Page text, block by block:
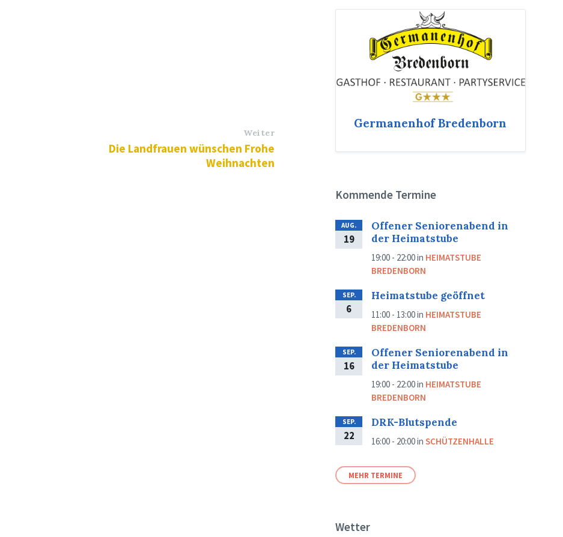
Weiter
Die Landfrauen wünschen Frohe
Weihnachten
Germanenhof Bredenborn
Kommende Termine
AUG.
19
Offener Seniorenabend in
der Heimatstube
19:00 - 22:00in HEIMATSTUBE
BREDENBORN
SEP.
6
Heimatstube geöffnet
11:00 - 13:00in HEIMATSTUBE
BREDENBORN
SEP.
16
Offener Seniorenabend in
der Heimatstube
19:00 - 22:00in HEIMATSTUBE
BREDENBORN
SEP.
22
DRK-Blutspende
16:00 - 20:00inSCHÜTZENHALLE
MEHR TERMINE
Wetter